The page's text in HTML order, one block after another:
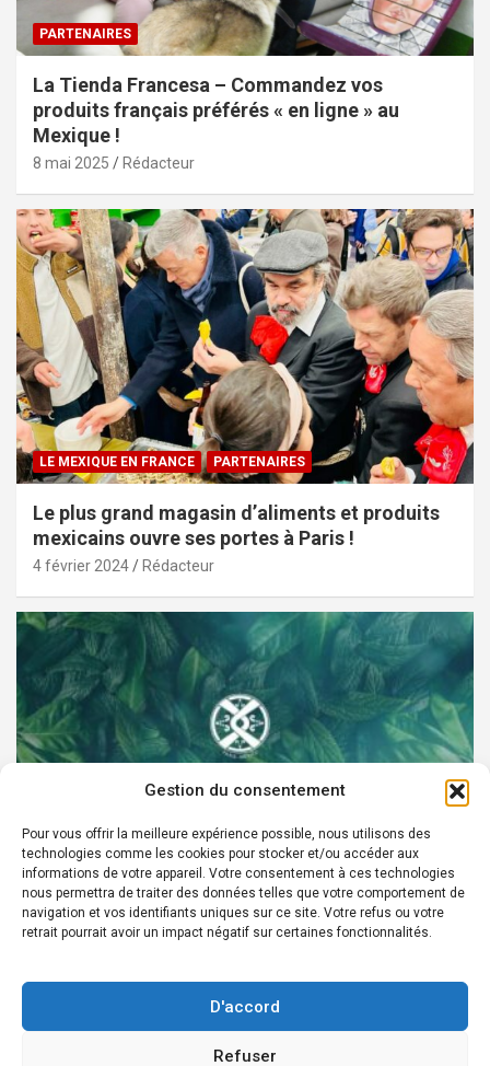
Gestion du consentement
Pour vous offrir la meilleure expérience possible, nous utilisons des
technologies comme les cookies pour stocker et/ou accéder aux
informations de votre appareil. Votre consentement à ces technologies
nous permettra de traiter des données telles que votre comportement de
navigation et vos identifiants uniques sur ce site. Votre refus ou votre
retrait pourrait avoir un impact négatif sur certaines fonctionnalités.
D'accord
Refuser
PARTENAIRES
La Tienda Francesa – Commandez vos
produits français préférés « en ligne » au
Mexique !
8 mai 2025 Rédacteur
LE MEXIQUE EN FRANCE PARTENAIRES
Le plus grand magasin d’aliments et produits
mexicains ouvre ses portes à Paris !
4 février 2024 Rédacteur
PARTENAIRES
Devenez Ambassadeur XOCHI BOTANICALS –
« El espíritu francés con corazón de México! »